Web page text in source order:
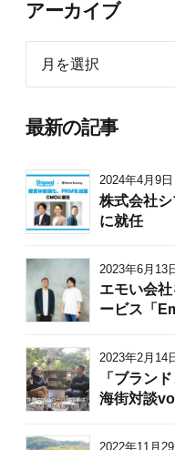
アーカイブ
月を選択
最新の記事
2024年4月9日
株式会社
に就任
2023年6月13
エモい会
ービス「
客・従業員
由を明ら
ティングと
ることで、
2023年2月14
「ブラン
海街対談
2022年11月29